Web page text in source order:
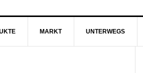
MARKT UNTERWEGS